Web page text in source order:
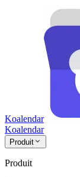
Koalendar
Koalendar
Produit
Produit